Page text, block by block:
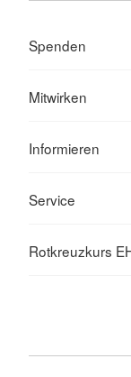
Spenden
Mitwirken
Informieren
Service
Rotkreuzkurs